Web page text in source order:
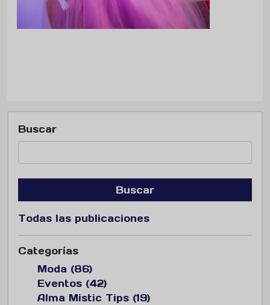
Buscar
Buscar
Todas las publicaciones
Categorías
Moda (86)
Eventos (42)
Alma Mistic Tips (19)